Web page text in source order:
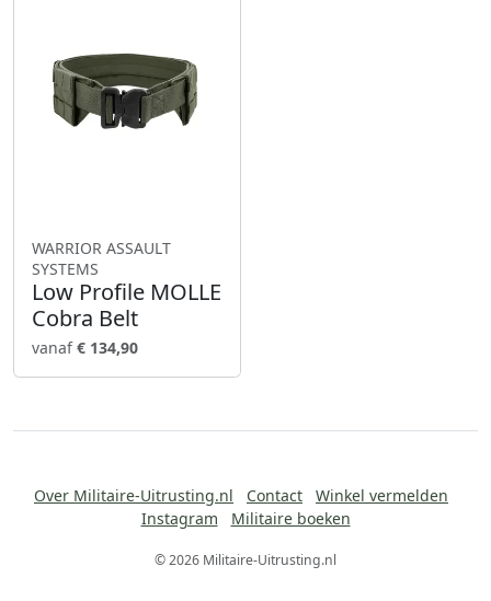
WARRIOR ASSAULT
SYSTEMS
Low Profile MOLLE
Cobra Belt
vanaf€ 134,90
Over Militaire-Uitrusting.nl Contact
Winkel vermelden
Instagram
Militaire boeken
© 2026 Militaire-Uitrusting.nl